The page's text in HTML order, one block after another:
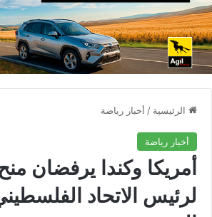
الرئيسية / أخبار رياضة
أخبار رياضة
أمريكا وكندا يرفضان
لرئيس الاتحاد